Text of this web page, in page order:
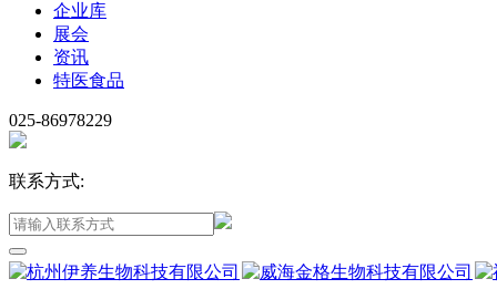
企业库
展会
资讯
特医食品
025-86978229
联系方式: